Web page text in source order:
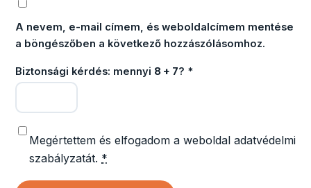
A nevem, e-mail címem, és weboldalcímem mentése
a böngészőben a következő hozzászólásomhoz.
Biztonsági kérdés: mennyi 8 + 7? *
Megértettem és elfogadom a weboldal adatvédelmi
szabályzatát. *